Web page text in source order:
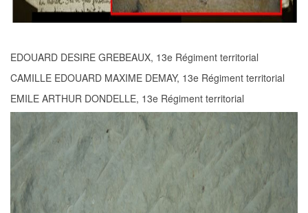
EDOUARD DESIRE GREBEAUX, 13e Régiment territorial
CAMILLE EDOUARD MAXIME DEMAY, 13e Régiment territorial
EMILE ARTHUR DONDELLE, 13e Régiment territorial